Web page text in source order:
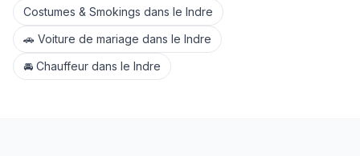
Costumes & Smokings dans le Indre
🚗 Voiture de mariage dans le Indre
🚘 Chauffeur dans le Indre